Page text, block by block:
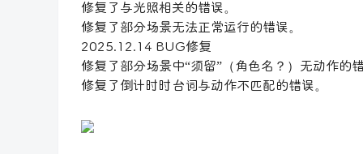
修复了与光照相关的错误。
修复了部分场景无法正常运行的错误。
2025.12.14 BUG修复
修复了部分场景中“须留”（角色名？）无动作的错
修复了倒计时时台词与动作不匹配的错误。